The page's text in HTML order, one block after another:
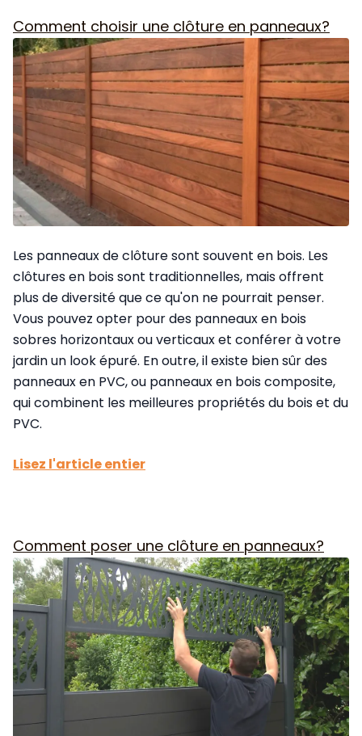
Comment choisir une clôture en panneaux?
Les panneaux de clôture sont souvent en bois. Les
clôtures en bois sont traditionnelles, mais offrent
plus de diversité que ce qu'on ne pourrait penser.
Vous pouvez opter pour des panneaux en bois
sobres horizontaux ou verticaux et conférer à votre
jardin un look épuré. En outre, il existe bien sûr des
panneaux en PVC, ou panneaux en bois composite,
qui combinent les meilleures propriétés du bois et du
PVC.
Lisez l'article entier
Comment poser une clôture en panneaux?